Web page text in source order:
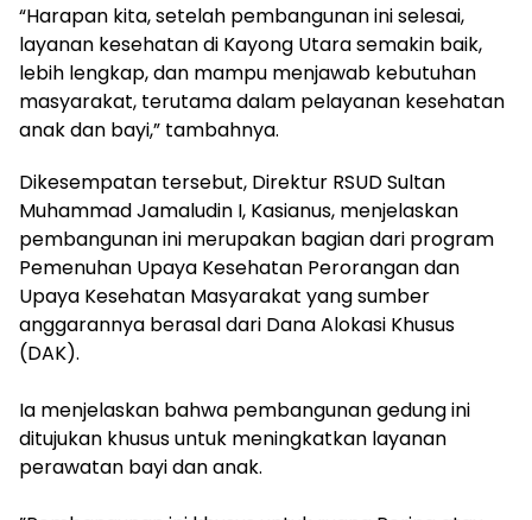
“Harapan kita, setelah pembangunan ini selesai,
layanan kesehatan di Kayong Utara semakin baik,
lebih lengkap, dan mampu menjawab kebutuhan
masyarakat, terutama dalam pelayanan kesehatan
anak dan bayi,” tambahnya.
Dikesempatan tersebut, ‎Direktur RSUD Sultan
Muhammad Jamaludin I, Kasianus, menjelaskan
pembangunan ini merupakan bagian dari program
Pemenuhan Upaya Kesehatan Perorangan dan
Upaya Kesehatan Masyarakat yang sumber
anggarannya berasal dari Dana Alokasi Khusus
(DAK).
‎Ia menjelaskan bahwa pembangunan gedung ini
ditujukan khusus untuk meningkatkan layanan
perawatan bayi dan anak.